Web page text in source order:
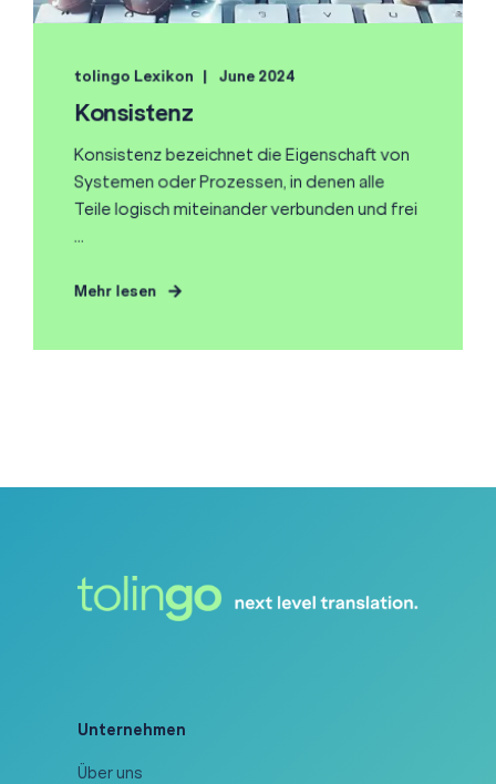
tolingo Lexikon June 2024
Konsistenz
Konsistenz bezeichnet die Eigenschaft von
Systemen oder Prozessen, in denen alle
Teile logisch miteinander verbunden und frei
...
Mehr lesen
Unternehmen
Über uns